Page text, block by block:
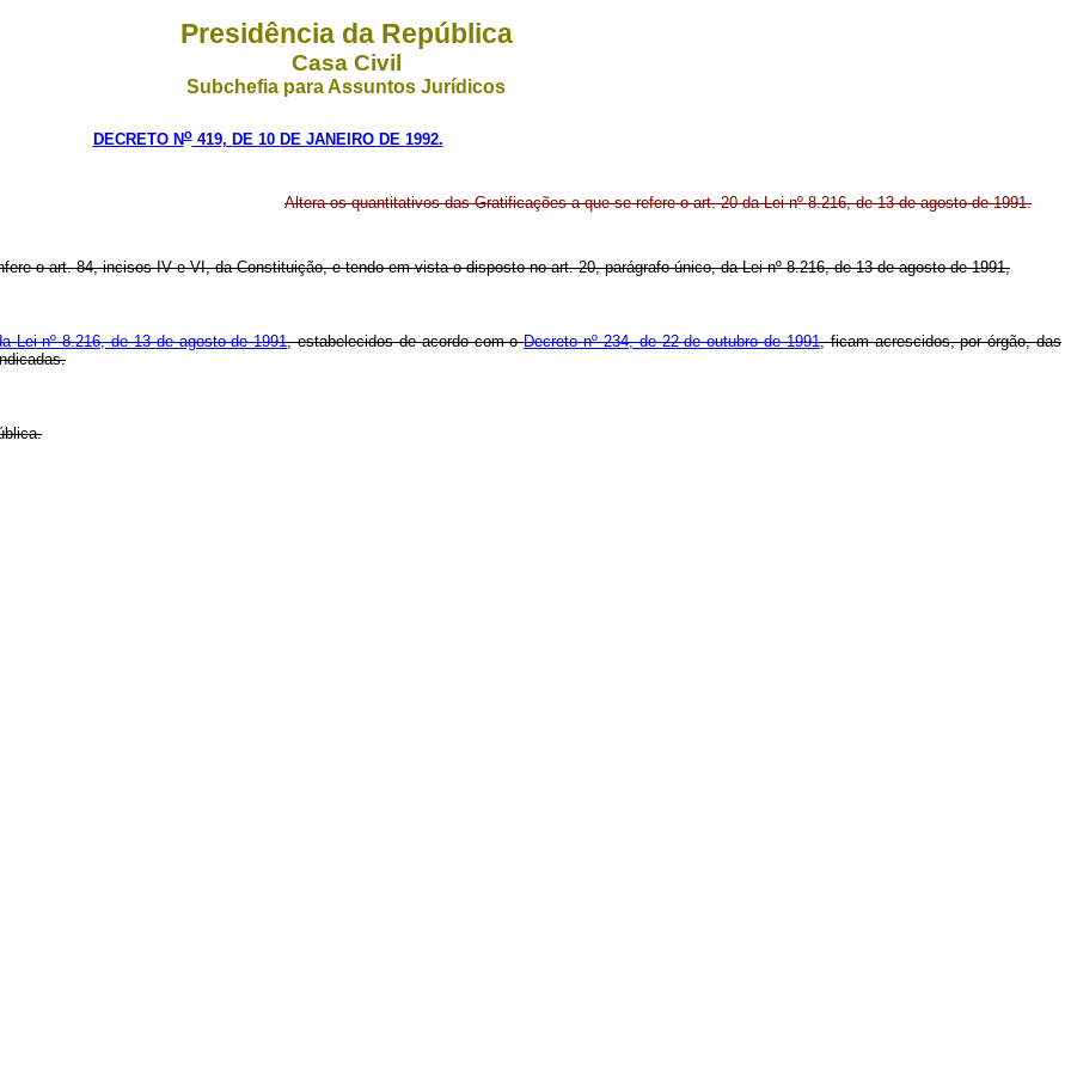
Presidência da República
Casa Civil
Subchefia para Assuntos Jurídicos
DECRETO No419, DE 10 DE JANEIRO DE 1992.
Altera os quantitativos das Gratificações a que se refere o art. 20 da Lei nº 8.216, de 13 de agosto de 1991.
o art. 84, incisos IV e VI, da Constituição, e tendo em vista o disposto no art. 20, parágrafo único, da Lei nº 8.216, de 13 de agosto de 1991,
Lei nº 8.216, de 13 de agosto de 1991, estabelecidos de acordo com oDecreto nº 234, de 22 de outubro de 1991, ficam acrescidos, por órgão, das